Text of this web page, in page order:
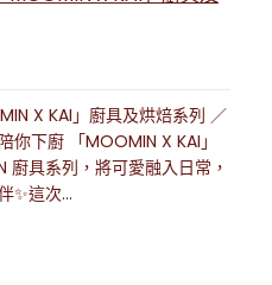
X KAI」廚具及烘焙系列 ／
下廚 「MOOMIN X KAI」
具系列，將可愛融入日常，
✨這次...